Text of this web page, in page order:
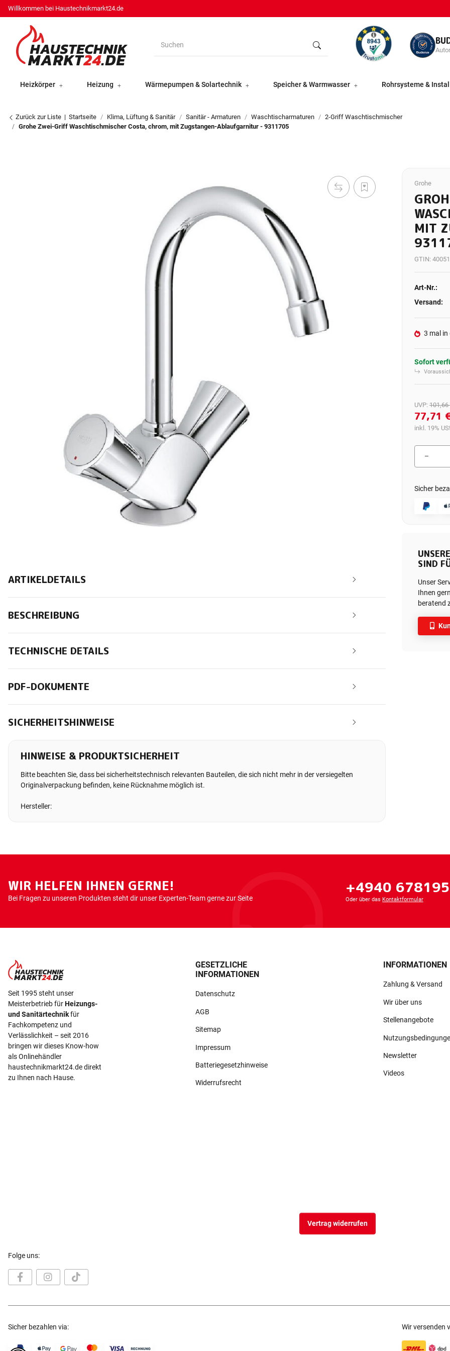
Willkommen bei Haustechnikmarkt24.de
Heizkörper Heizung Wärmepumpen & Solartechnik Speicher & Warmwasser Rohrsysteme &
Zurück zur Liste Startseite Klima, Lüftung & Sanitär Sanitär - Armaturen Waschtischarmaturen
2-Griff Waschtischmischer
Grohe Zwei-Griff Waschtischmischer Costa, chrom, mit Zugstangen-Ablaufgarnitur - 9311705
Grohe
MIT
GTIN:
Art-Nr.:
Versand:
3 mal in
Sofort
UVP: 101,66
77,71
inkl. 19%
Sicher
SIND
Unser
Ihnen
beratend
ARTIKELDETAILS
BESCHREIBUNG
TECHNISCHE DETAILS
PDF-DOKUMENTE
SICHERHEITSHINWEISE
HINWEISE & PRODUKTSICHERHEIT
Bitte beachten Sie, dass bei sicherheitstechnisch relevanten Bauteilen, die sich nicht mehr in der versiegelten
Originalverpackung befinden, keine Rücknahme möglich ist.
Hersteller:
WIR HELFEN IHNEN GERNE!
Bei Fragen zu unseren Produkten steht dir unser Experten-Team gerne zur Seite
+4940
Oder über das Kontaktformular
Seit 1995 steht unser
Meisterbetrieb fürHeizungs-
und Sanitärtechnikfür
Fachkompetenz und
Verlässlichkeit – seit 2016
bringen wir dieses Know-how
als Onlinehändler
haustechnikmarkt24.de direkt
zu Ihnen nach Hause.
GESETZLICHE
INFORMATIONEN
Datenschutz
AGB
Sitemap
Impressum
Batteriegesetzhinweise
Widerrufsrecht
INFORMATIONEN
Zahlung & Versand
Wir über uns
Stellenangebote
Newsletter
Videos
Vertrag widerrufen
Folge uns:
Sicher bezahlen via: Wir versenden